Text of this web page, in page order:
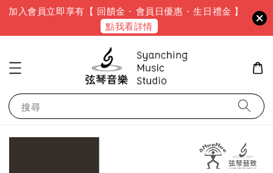
加入會員立即享有【 回饋金 · 會員日優惠 · 生日禮金 】
點我看詳情
搜尋